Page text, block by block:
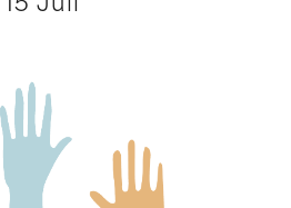
15 Juil